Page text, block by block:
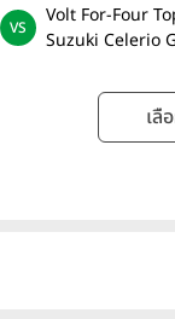
Volt For-Four
Suzuki Celerio
เลื